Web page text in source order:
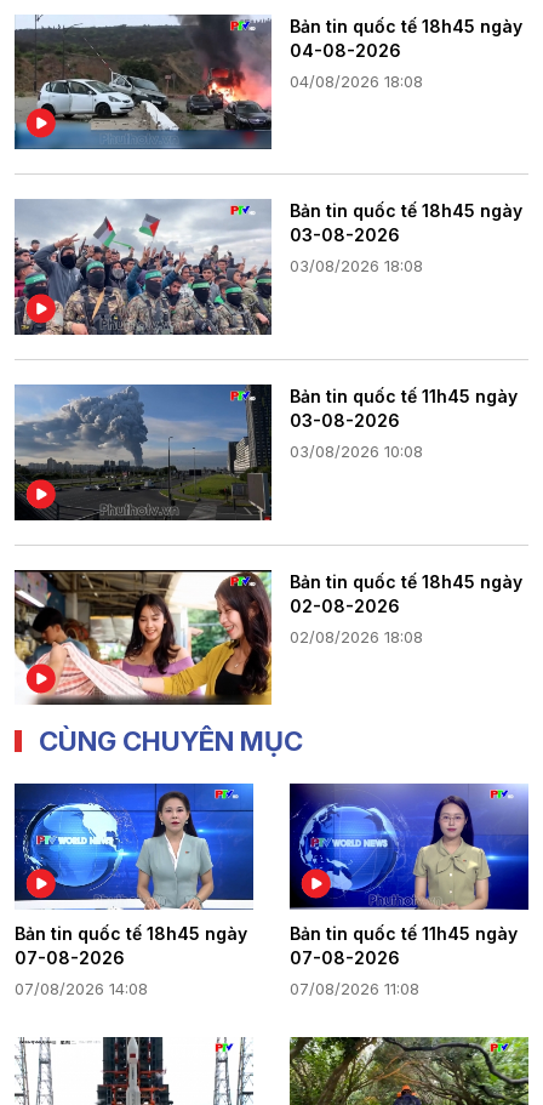
Bản tin quốc tế 18h45 ngày
04-08-2026
04/08/2026 18:08
Bản tin quốc tế 18h45 ngày
03-08-2026
03/08/2026 18:08
Bản tin quốc tế 11h45 ngày
03-08-2026
03/08/2026 10:08
Bản tin quốc tế 18h45 ngày
02-08-2026
02/08/2026 18:08
CÙNG CHUYÊN MỤC
Bản tin quốc tế 18h45 ngày
07-08-2026
07/08/2026 14:08
Bản tin quốc tế 11h45 ngày
07-08-2026
07/08/2026 11:08